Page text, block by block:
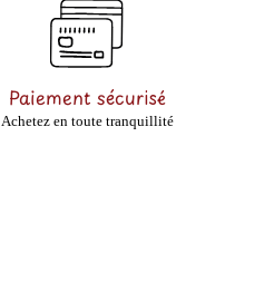
Paiement sécurisé
Achetez en toute tranquillité